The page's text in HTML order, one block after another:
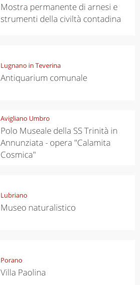
Mostra permanente di arnesi e
strumenti della civiltà contadina
Lugnano in Teverina
Antiquarium comunale
Avigliano Umbro
Polo Museale della SS Trinità in
Annunziata - opera "Calamita
Cosmica"
Lubriano
Museo naturalistico
Porano
Villa Paolina